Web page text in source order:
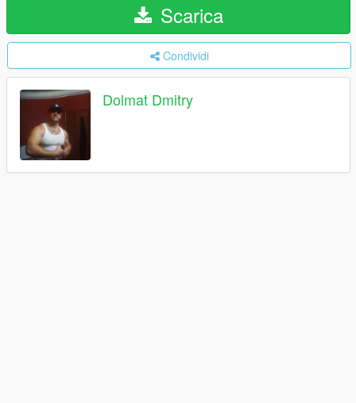
Scarica
Condividi
Dolmat Dmitry